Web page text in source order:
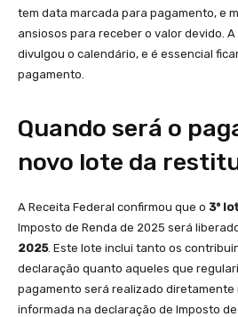
tem data marcada para pagamento, e
ansiosos para receber o valor devido. A
divulgou o calendário, e é essencial
pagamento.
Quando será o
novo lote da
A Receita Federal confirmou que o 3º
Imposto de Renda de 2025 será
2025. Este lote inclui tanto os
declaração quanto aqueles que
pagamento será realizado diretamente
informada na declaração de Imposto de